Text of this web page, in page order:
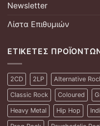
Newsletter
Λίστα Επιθυμιών
ΕΤΙΚΈΤΕΣ
2CD 2LP Alternative
Classic Rock Coloured
Heavy Metal Hip Hop